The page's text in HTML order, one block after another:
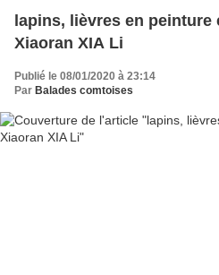
lapins, lièvres en
Xiaoran XIA Li
Publié le 08/01/2020 à 23:14
Par Balades comtoises